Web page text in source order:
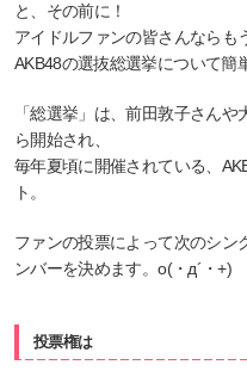
と、その前に！
アイドルファンの皆さんならも
AKB48の選抜総選挙について
「総選挙」は、前田敦子さん
ら開始され、
毎年夏頃に開催されている、
ト。
ファンの投票によって次のシン
ンバーを決めます。o(・д´・+)
投票権は